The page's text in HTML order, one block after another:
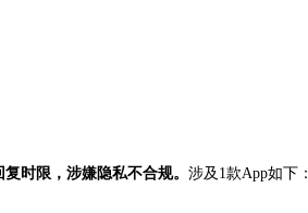
时限，涉嫌隐私不合规。 涉及1款App如下：